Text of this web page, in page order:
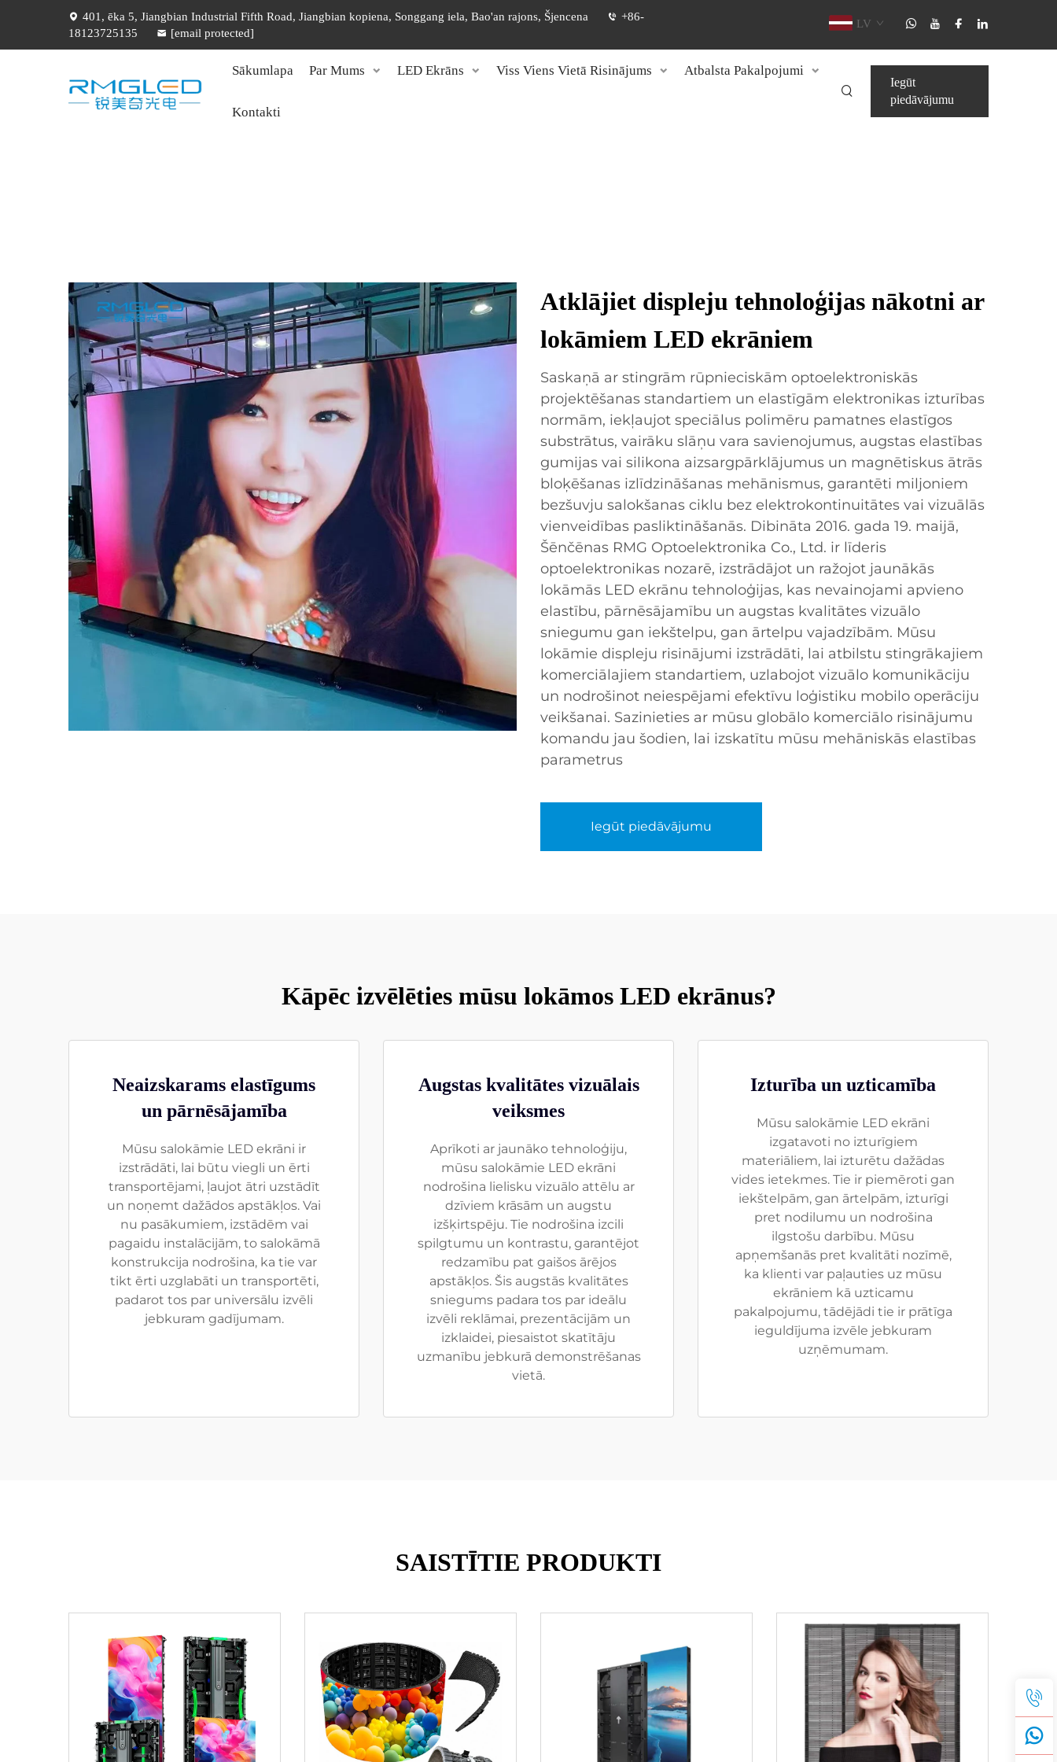
401, ēka 5, Jiangbian Industrial Fifth Road, Jiangbian kopiena, Songgang iela, Bao'an rajons, Šjencena
+86-
18123725135
[email protected]
LV
Sākumlapa Par Mums LED Ekrāns Viss Viens Vietā Risinājums Atbalsta Pakalpojumi
Kontakti
Iegūt
piedāvājumu
Atklājiet displeju tehnoloģijas nākotni ar
lokāmiem LED ekrāniem
Saskaņā ar stingrām rūpnieciskām optoelektroniskās
projektēšanas standartiem un elastīgām elektronikas izturības
normām, iekļaujot speciālus polimēru pamatnes elastīgos
substrātus, vairāku slāņu vara savienojumus, augstas elastības
gumijas vai silikona aizsargpārklājumus un magnētiskus ātrās
bloķēšanas izlīdzināšanas mehānismus, garantēti miljoniem
bezšuvju salokšanas ciklu bez elektrokontinuitātes vai vizuālās
vienveidības pasliktināšanās. Dibināta 2016. gada 19. maijā,
Šēnčēnas RMG Optoelektronika Co., Ltd. ir līderis
optoelektronikas nozarē, izstrādājot un ražojot jaunākās
lokāmās LED ekrānu tehnoloģijas, kas nevainojami apvieno
elastību, pārnēsājamību un augstas kvalitātes vizuālo
sniegumu gan iekštelpu, gan ārtelpu vajadzībām. Mūsu
lokāmie displeju risinājumi izstrādāti, lai atbilstu stingrākajiem
komerciālajiem standartiem, uzlabojot vizuālo komunikāciju
un nodrošinot neiespējami efektīvu loģistiku mobilo operāciju
veikšanai. Sazinieties ar mūsu globālo komerciālo risinājumu
komandu jau šodien, lai izskatītu mūsu mehāniskās elastības
parametrus
Iegūt piedāvājumu
Kāpēc izvēlēties mūsu lokāmos LED ekrānus?
Neaizskarams elastīgums
un pārnēsājamība
Mūsu salokāmie LED ekrāni ir
izstrādāti, lai būtu viegli un ērti
transportējami, ļaujot ātri uzstādīt
un noņemt dažādos apstākļos. Vai
nu pasākumiem, izstādēm vai
pagaidu instalācijām, to salokāmā
konstrukcija nodrošina, ka tie var
tikt ērti uzglabāti un transportēti,
padarot tos par universālu izvēli
jebkuram gadījumam.
Augstas kvalitātes vizuālais
veiksmes
Aprīkoti ar jaunāko tehnoloģiju,
mūsu salokāmie LED ekrāni
nodrošina lielisku vizuālo attēlu ar
dzīviem krāsām un augstu
izšķirtspēju. Tie nodrošina izcili
spilgtumu un kontrastu, garantējot
redzamību pat gaišos ārējos
apstākļos. Šis augstās kvalitātes
sniegums padara tos par ideālu
izvēli reklāmai, prezentācijām un
izklaidei, piesaistot skatītāju
uzmanību jebkurā demonstrēšanas
vietā.
Izturība un uzticamība
Mūsu salokāmie LED ekrāni
izgatavoti no izturīgiem
materiāliem, lai izturētu dažādas
vides ietekmes. Tie ir piemēroti gan
iekštelpām, gan ārtelpām, izturīgi
pret nodilumu un nodrošina
ilgstošu darbību. Mūsu
apņemšanās pret kvalitāti nozīmē,
ka klienti var paļauties uz mūsu
ekrāniem kā uzticamu
pakalpojumu, tādējādi tie ir prātīga
ieguldījuma izvēle jebkuram
uzņēmumam.
SAISTĪTIE PRODUKTI